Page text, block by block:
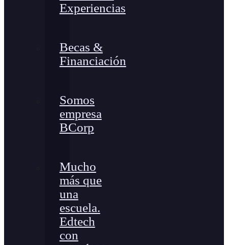
Experiencias
Becas &
Financiación
Somos
empresa
BCorp
Mucho
más que
una
escuela.
Edtech
con